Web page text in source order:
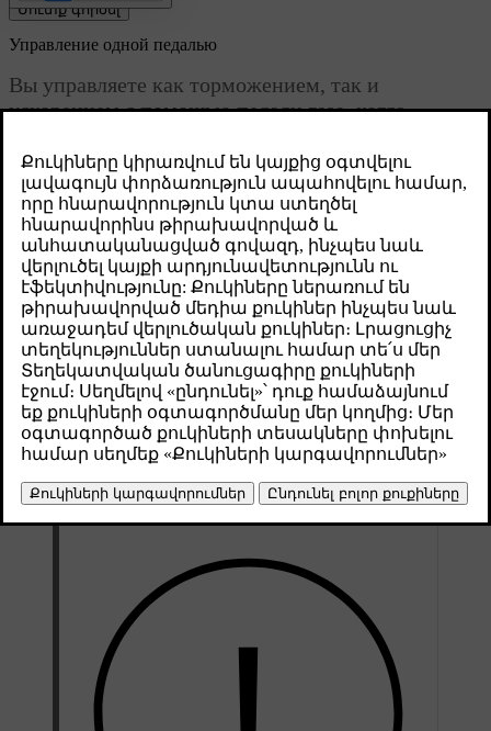
Մուտք գործել
Թարմացված 04.04.2025
Управление одной педалью
Вы управляете как торможением, так и
ускорением с помощью педали газа, когда
При движении на передаче B доступно управление одной
педалью, что также позволяет переключать передачи вручную.
Когда активировано управление одной педалью, режим
торможения изменяется за счет использования педали газа.
Если нажать педаль газа, автомобиль разгоняется как обычно,
а если педаль отпустить, включается торможение. Чем больше
отпускается педаль, тем сильнее торможение. Если полностью
отпустить педаль газа, автомобиль в конечном итоге
полностью остановится.
В режиме управления одной педалью рекуперативное
торможение является приоритетным. Однако если того
требуют условия торможения, могут быть задействованы
дисковые тормоза.